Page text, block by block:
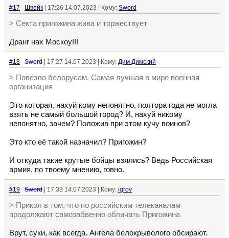
#17 Швейк | 17:26 14.07.2023 | Кому: Sword
> Секта пригожина жива и торжествует
Дранг нах Москоу!!!
#18 Sword | 17:27 14.07.2023 | Кому: Дим Димский
> Повезло белорусам. Самая лучшая в мире военная
организация
Это которая, нахуй кому непонятно, полтора года не могла
взять не самый большой город? И, нахуй никому
непонятно, зачем? Положив при этом кучу воинов?
Это кто её такой назначил? Пригожин?
И откуда такие крутые бойцы взялись? Ведь Российская
армия, по твоему мнению, говно.
#19 Sword | 17:33 14.07.2023 | Кому: igrov
> Прикол в том, что по российским телеканалам
продолжают самозабвенно обличать Пригожина
Врут, суки, как всегда. Ангела белокрыволого обсирают.